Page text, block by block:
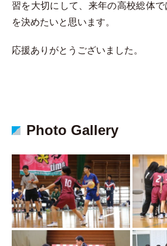
習を大切にして、来年の高校総体
を決めたいと思います。
応援ありがとうございました。
Photo Gallery